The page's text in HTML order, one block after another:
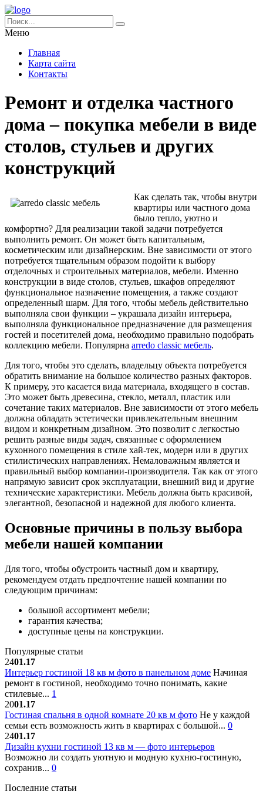
Меню
Главная
Карта сайта
Контакты
Ремонт и отделка частного
дома – покупка мебели в виде
столов, стульев и других
конструкций
Как сделать так, чтобы внутри
квартиры или частного дома
было тепло, уютно и
комфортно? Для реализации такой задачи потребуется
выполнить ремонт. Он может быть капитальным,
косметическим или дизайнерским. Вне зависимости от этого
потребуется тщательным образом подойти к выбору
отделочных и строительных материалов, мебели. Именно
конструкции в виде столов, стульев, шкафов определяют
функциональное назначение помещения, а также создают
определенный шарм. Для того, чтобы мебель действительно
выполняла свои функции – украшала дизайн интерьера,
выполняла функциональное предназначение для размещения
гостей и посетителей дома, необходимо правильно подобрать
коллекцию мебели. Популярна arredo classic мебель.
Для того, чтобы это сделать, владельцу объекта потребуется
обратить внимание на большое количество разных факторов.
К примеру, это касается вида материала, входящего в состав.
Это может быть древесина, стекло, металл, пластик или
сочетание таких материалов. Вне зависимости от этого мебель
должна обладать эстетически привлекательным внешним
видом и конкретным дизайном. Это позволит с легкостью
решить разные виды задач, связанные с оформлением
кухонного помещения в стиле хай-тек, модерн или в других
стилистических направлениях. Немаловажным является и
правильный выбор компании-производителя. Так как от этого
напрямую зависит срок эксплуатации, внешний вид и другие
технические характеристики. Мебель должна быть красивой,
элегантной, безопасной и надежной для любого клиента.
Основные причины в пользу выбора
мебели нашей компании
Для того, чтобы обустроить частный дом и квартиру,
рекомендуем отдать предпочтение нашей компании по
следующим причинам:
большой ассортимент мебели;
гарантия качества;
доступные цены на конструкции.
Популярные статьи
2401.17
Интерьер гостиной 18 кв м фото в панельном доме Начиная
ремонт в гостиной, необходимо точно понимать, какие
стилевые... 1
2001.17
Гостиная спальня в одной комнате 20 кв м фото Не у каждой
семьи есть возможность жить в квартирах с большой... 0
2401.17
Дизайн кухни гостиной 13 кв м — фото интерьеров
Возможно ли создать уютную и модную кухню-гостиную,
сохранив... 0
Последние статьи